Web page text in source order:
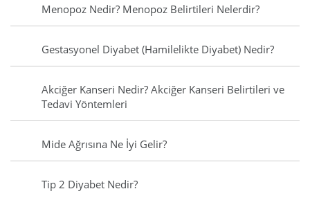
Menopoz Nedir? Menopoz Belirtileri Nelerdir?
Gestasyonel Diyabet (Hamilelikte Diyabet) Nedir?
Akciğer Kanseri Nedir? Akciğer Kanseri Belirtileri ve
Tedavi Yöntemleri
Mide Ağrısına Ne İyi Gelir?
Tip 2 Diyabet Nedir?